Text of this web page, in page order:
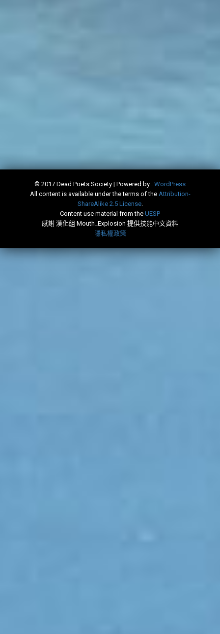
© 2017 Dead Poets Society | Powered by : WordPress
All content is available under the terms of the ​Attribution-
ShareAlike 2.5 License.
Content use material from the ​UESP
感謝 漢化組 Mouth_Explosion 提供技能中文資料
隱私權政策